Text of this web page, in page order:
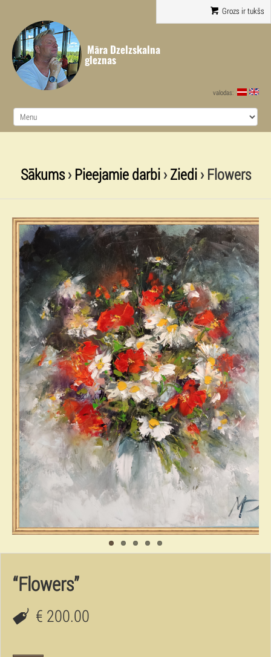
Grozs ir tukšs
Māra Dzelzskalna
gleznas
valodas:
Sākums› Pieejamie darbi›Ziedi› Flowers
“Flowers”
€ 200.00